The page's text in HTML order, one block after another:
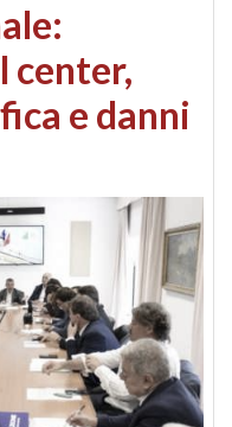
center,
e danni